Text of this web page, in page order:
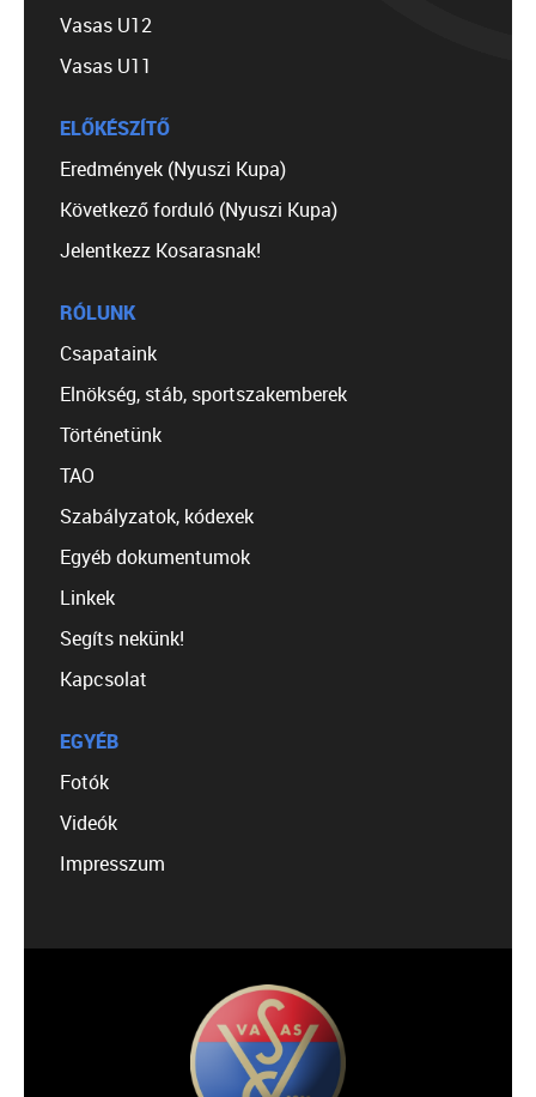
Vasas U12
Vasas U11
ELŐKÉSZÍTŐ
Eredmények (Nyuszi Kupa)
Következő forduló (Nyuszi Kupa)
Jelentkezz Kosarasnak!
RÓLUNK
Csapataink
Elnökség, stáb, sportszakemberek
Történetünk
TAO
Szabályzatok, kódexek
Egyéb dokumentumok
Linkek
Segíts nekünk!
Kapcsolat
EGYÉB
Fotók
Videók
Impresszum